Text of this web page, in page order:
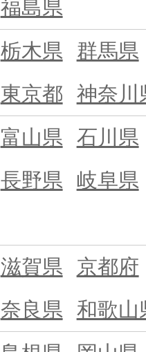
福島県
栃木県
群馬県
東京都 神奈川
富山県 石川県
長野県 岐阜県
滋賀県
京都府
奈良県 和歌山